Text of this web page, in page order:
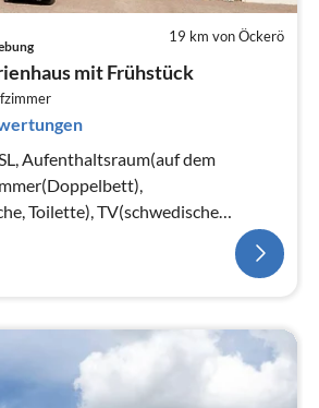
19 km von Öckerö
mit Frühstück
Aufenthaltsraum(auf dem
Toilette), TV(schwedische